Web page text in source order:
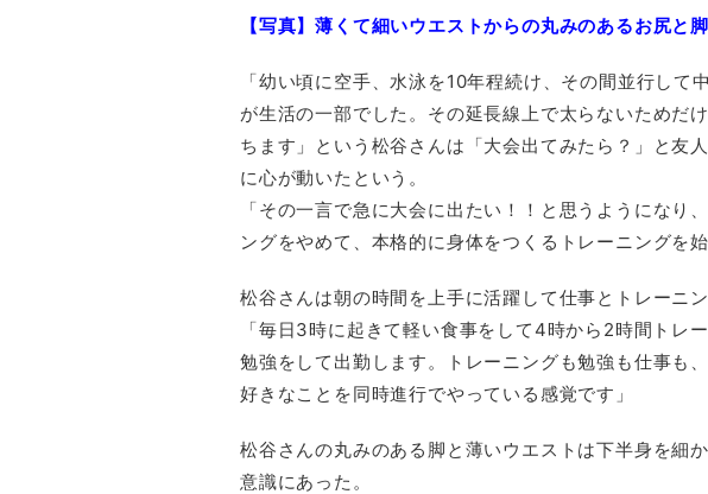
【写真】薄くて細いウエストからの丸みのあるお尻と脚
「幼い頃に空手、水泳を10年程続け、その間並行して
が生活の一部でした。その延長線上で太らないためだ
ちます」という松谷さんは「大会出てみたら？」と友
に心が動いたという。
「その一言で急に大会に出たい！！と思うようになり
ングをやめて、本格的に身体をつくるトレーニングを始
松谷さんは朝の時間を上手に活躍して仕事とトレーニ
「毎日3時に起きて軽い食事をして4時から2時間トレ
勉強をして出勤します。トレーニングも勉強も仕事も
好きなことを同時進行でやっている感覚です」
松谷さんの丸みのある脚と薄いウエストは下半身を細
意識にあった。